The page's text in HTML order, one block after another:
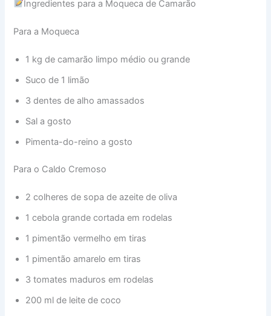
Ingredientes para a Moqueca de Camarão
Para a Moqueca
1 kg de camarão limpo médio ou grande
Suco de 1 limão
3 dentes de alho amassados
Sal a gosto
Pimenta-do-reino a gosto
Para o Caldo Cremoso
2 colheres de sopa de azeite de oliva
1 cebola grande cortada em rodelas
1 pimentão vermelho em tiras
1 pimentão amarelo em tiras
3 tomates maduros em rodelas
200 ml de leite de coco